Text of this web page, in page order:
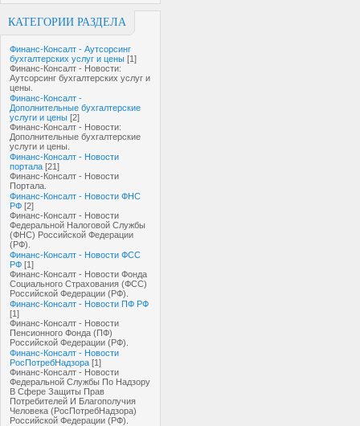
КАТЕГОРИИ РАЗДЕЛА
Финанс-Консалт - Аутсорсинг
бухгалтерских услуг и цены [1]
Финанс-Консалт - Новости:
Аутсорсинг бухгалтерских услуг и
цены.
Финанс-Консалт -
Дополнительные бухгалтерские
услуги и цены [2]
Финанс-Консалт - Новости:
Дополнительные бухгалтерские
услуги и цены.
Финанс-Консалт - Новости
портала [21]
Финанс-Консалт - Новости
Портала.
Финанс-Консалт - Новости ФНС
РФ [2]
Финанс-Консалт - Новости
Федеральной Налоговой Службы
(ФНС) Российской Федерации
(РФ).
Финанс-Консалт - Новости ФСС
РФ [1]
Финанс-Консалт - Новости Фонда
Социального Страхования (ФСС)
Российской Федерации (РФ).
Финанс-Консалт - Новости ПФ РФ
[1]
Финанс-Консалт - Новости
Пенсионного Фонда (ПФ)
Российской Федерации (РФ).
Финанс-Консалт - Новости
РосПотребНадзора [1]
Финанс-Консалт - Новости
Федеральной Службы По Надзору
В Сфере Защиты Прав
Потребителей И Благополучия
Человека (РосПотребНадзора)
Российской Федерации (РФ).